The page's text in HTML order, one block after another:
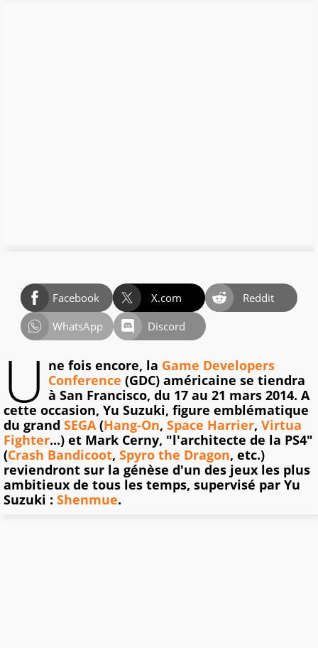
Facebook X.com
Reddit
WhatsApp
Discord
U ne fois encore, la Game Developers
Conference (GDC) américaine se tiendra
à San Francisco, du 17 au 21 mars 2014. A
cette occasion, Yu Suzuki, figure emblématique
du grand SEGA (Hang-On, Space Harrier, Virtua
Fighter...) et Mark Cerny, "l'architecte de la PS4"
(Crash Bandicoot, Spyro the Dragon, etc.)
reviendront sur la génèse d'un des jeux les plus
ambitieux de tous les temps, supervisé par Yu
Suzuki : Shenmue.